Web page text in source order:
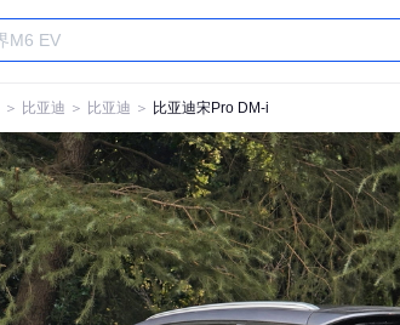
＞ 比亚迪 ＞ 比亚迪 ＞ 比亚迪宋Pro DM-i